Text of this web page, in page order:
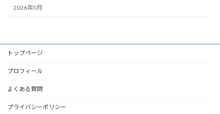
2026年5月
トップページ
プロフィール
よくある質問
プライバシーポリシー